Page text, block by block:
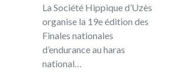
La Société Hippique d’Uzès
organise la 19e édition des
Finales nationales
d’endurance au haras
national…